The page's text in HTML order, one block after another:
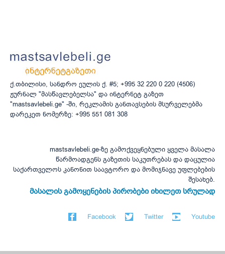
ქ.თბილისი, სანდრო ეულის ქ. #5; +995 32 220 0 220 (4506)
ჟურნალ "მასწავლებელსა" და ინტერნეტ გაზეთ
"mastsavlebeli.ge" -ში, რეკლამის განთავსების მსურველებმა
დარეკეთ ნომერზე: +995 551 081 308
mastsavlebeli.ge-ზე გამოქვეყნებული ყველა მასალა
წარმოადგენს გაზეთის საკუთრებას და დაცულია
საქართველოს კანონით საავტორო და მომიჯნავე უფლებების
შესახებ.
მასალის გამოყენების პირობები იხილეთ სრულად
Facebook Twitter Youtube